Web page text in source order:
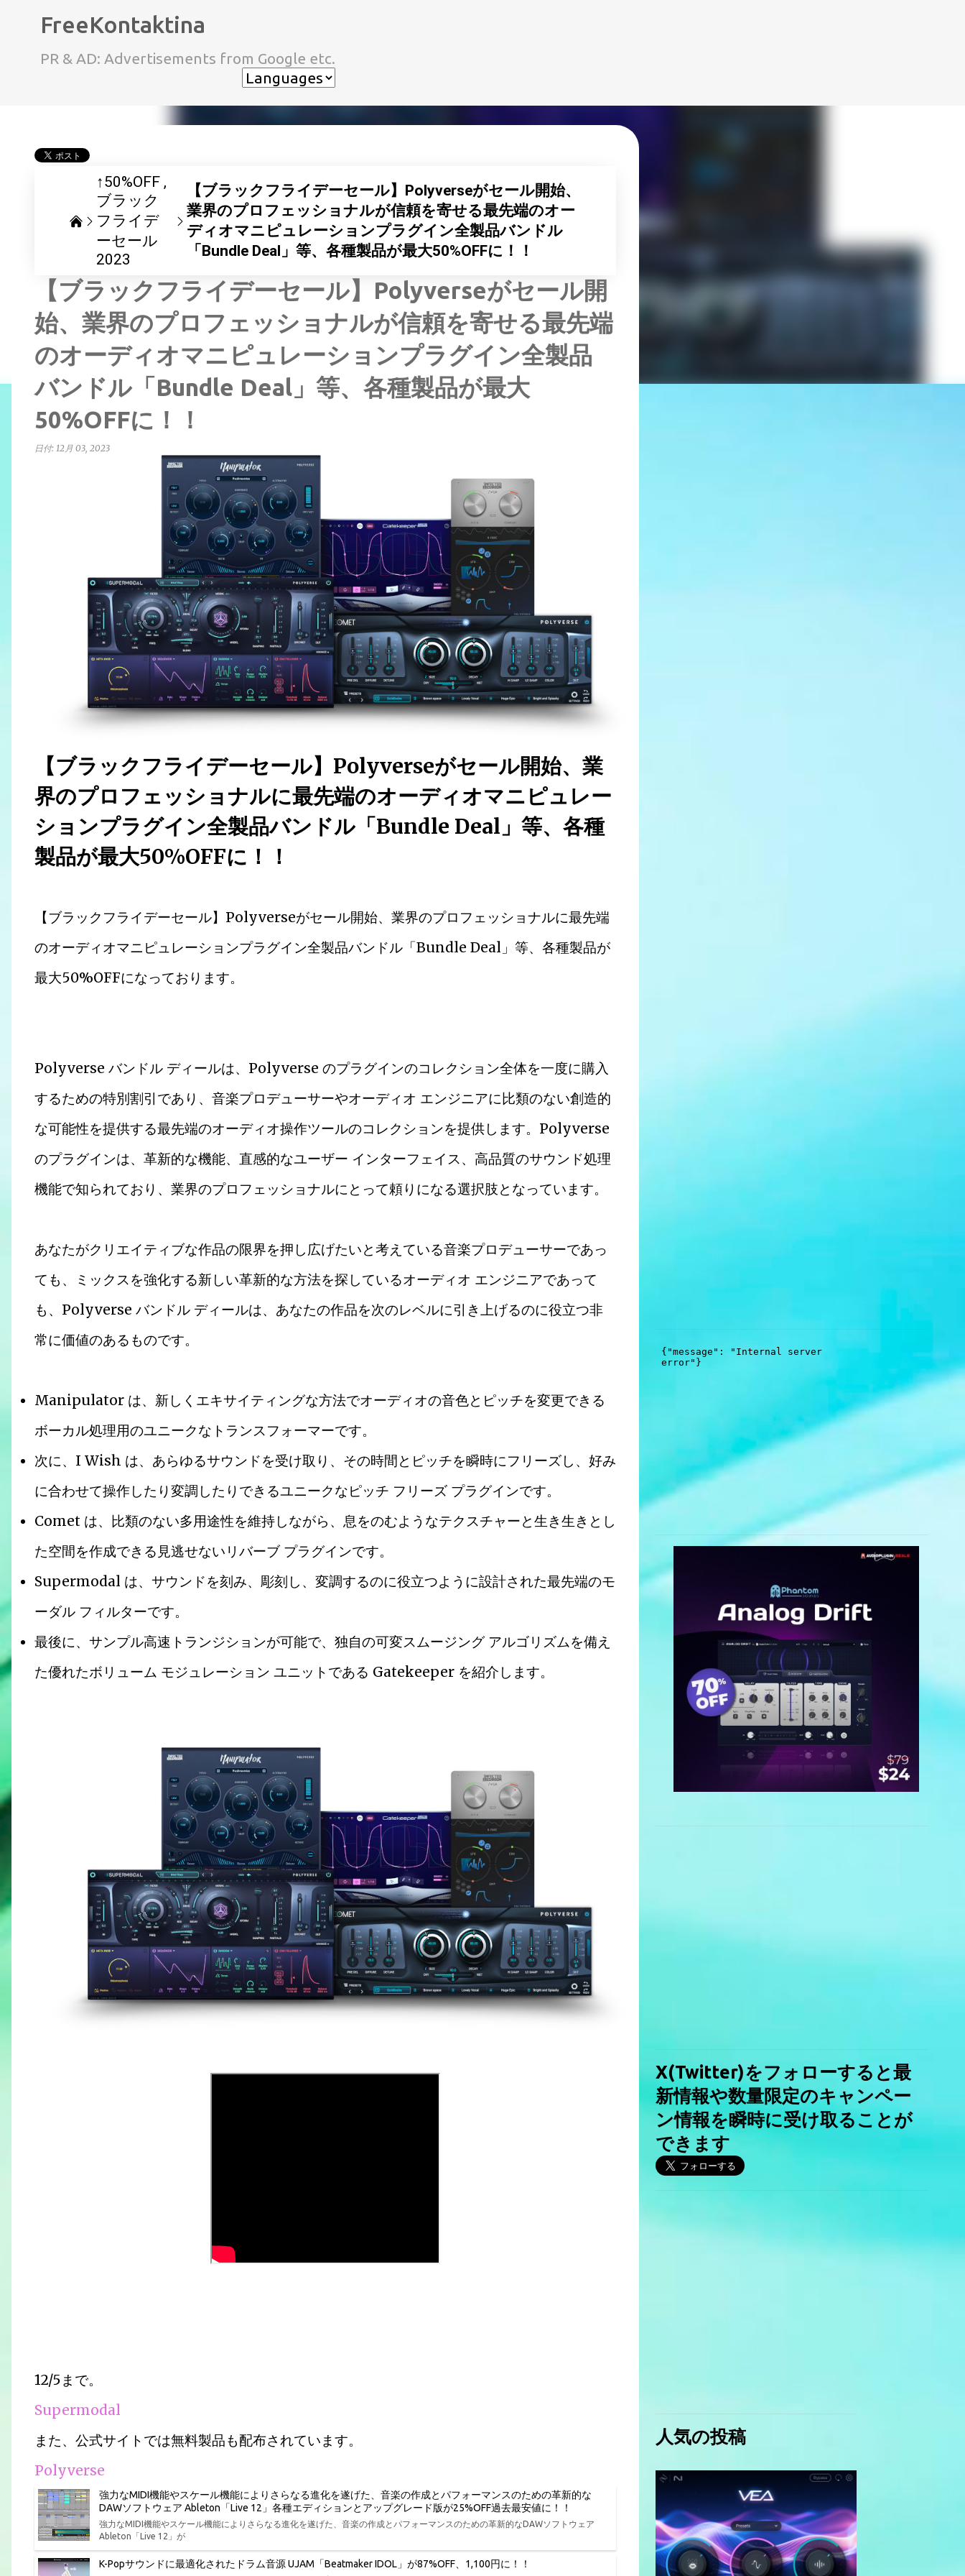
FreeKontaktina
PR & AD: Advertisements from Google etc.
↑50%OFF
ブラック
フライデ
ーセール
2023
【ブラックフライデーセール】Polyverseがセール開始、
業界のプロフェッショナルが信頼を寄せる最先端のオー
ディオマニピュレーションプラグイン全製品バンドル
「Bundle Deal」等、各種製品が最大50%OFFに！！
【ブラックフライデーセール】Polyverseがセール開
始、業界のプロフェッショナルが信頼を寄せる最先端
のオーディオマニピュレーションプラグイン全製品
バンドル「Bundle Deal」等、各種製品が最大
50%OFFに！！
日付: 12月 03, 2023
【ブラックフライデーセール】Polyverseがセール開始、業
界のプロフェッショナルに最先端のオーディオマニピュレー
ションプラグイン全製品バンドル「Bundle Deal」等、各種
製品が最大50%OFFに！！
【ブラックフライデーセール】Polyverseがセール開始、業界のプロフェッショナルに最先端
のオーディオマニピュレーションプラグイン全製品バンドル「Bundle Deal」等、各種製品が
最大50%OFFになっております。
Polyverse バンドル ディールは、Polyverse のプラグインのコレクション全体を一度に購入
するための特別割引であり、音楽プロデューサーやオーディオ エンジニアに比類のない創造的
な可能性を提供する最先端のオーディオ操作ツールのコレクションを提供します。Polyverse
のプラグインは、革新的な機能、直感的なユーザー インターフェイス、高品質のサウンド処理
機能で知られており、業界のプロフェッショナルにとって頼りになる選択肢となっています。
あなたがクリエイティブな作品の限界を押し広げたいと考えている音楽プロデューサーであっ
ても、ミックスを強化する新しい革新的な方法を探しているオーディオ エンジニアであって
も、Polyverse バンドル ディールは、あなたの作品を次のレベルに引き上げるのに役立つ非
常に価値のあるものです。
Manipulator は、新しくエキサイティングな方法でオーディオの音色とピッチを変更できる
ボーカル処理用のユニークなトランスフォーマーです。
次に、I Wish は、あらゆるサウンドを受け取り、その時間とピッチを瞬時にフリーズし、好み
に合わせて操作したり変調したりできるユニークなピッチ フリーズ プラグインです。
Comet は、比類のない多用途性を維持しながら、息をのむようなテクスチャーと生き生きとし
た空間を作成できる見逃せないリバーブ プラグインです。
Supermodal は、サウンドを刻み、彫刻し、変調するのに役立つように設計された最先端のモ
ーダル フィルターです。
最後に、サンプル高速トランジションが可能で、独自の可変スムージング アルゴリズムを備え
た優れたボリューム モジュレーション ユニットである Gatekeeper を紹介します。
12/5まで。
Supermodal
また、公式サイトでは無料製品も配布されています。
Polyverse
強力なMIDI機能やスケール機能によりさらなる進化を遂げた、音楽の作成とパフォーマンスのための革新的な
DAWソフトウェア Ableton「Live 12」各種エディションとアップグレード版が25%OFF過去最安値に！！
強力なMIDI機能やスケール機能によりさらなる進化を遂げた、音楽の作成とパフォーマンスのための革新的なDAWソフトウェア
Ableton「Live 12」が
K-Popサウンドに最適化されたドラム音源 UJAM「Beatmaker IDOL」が87%OFF、1,100円に！！
X(Twitter)をフォローすると最
新情報や数量限定のキャンペー
ン情報を瞬時に受け取ることが
できます
人気の投稿